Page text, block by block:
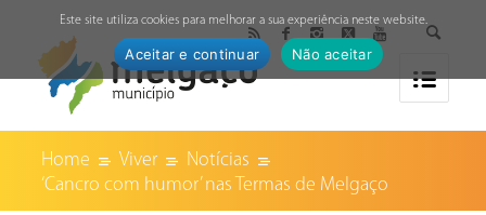
Home Viver
Notícias
‘Cancro com humor’ nas Termas de Melgaço
Este site utiliza cookies para melhorar a sua experiência neste website.
Aceitar e continuar Não aceitar